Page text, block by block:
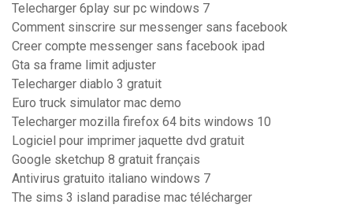
Telecharger 6play sur pc windows 7
Comment sinscrire sur messenger sans facebook
Creer compte messenger sans facebook ipad
Gta sa frame limit adjuster
Telecharger diablo 3 gratuit
Euro truck simulator mac demo
Telecharger mozilla firefox 64 bits windows 10
Logiciel pour imprimer jaquette dvd gratuit
Google sketchup 8 gratuit français
Antivirus gratuito italiano windows 7
The sims 3 island paradise mac télécharger